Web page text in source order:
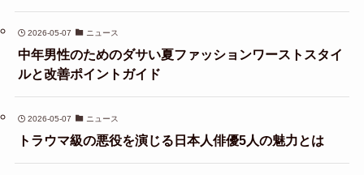
2026-05-07 ニュース
中年男性のためのダサい夏ファッションワーストスタイ
ルと改善ポイントガイド
2026-05-07 ニュース
トラウマ級の悪役を演じる日本人俳優5人の魅力とは